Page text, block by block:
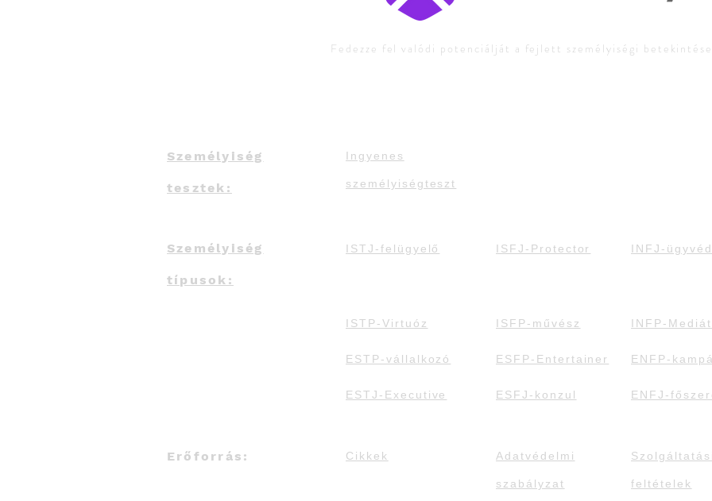
Fedezze fel valódi potenciálját a fejlett személyiségi
Személyiség
tesztek:
Személyiség
típusok:
Erőforrás:
Ingyenes
személyiségteszt
ISTJ-felügyelő
ISTP-Virtuóz
ESTP-vállalkozó
ESTJ-Executive
Cikkek
ISFJ-Protector
ISFP-művész
ESFP-Entertainer
ESFJ-konzul
INFJ-ügyvéd
INFP-
ENFP-
ENFJ-
Adatvédelmi
szabályzat
Szolgáltatási
feltételek